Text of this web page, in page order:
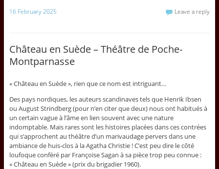
16 February 2025 Leave a reply
Château en Suède – Théâtre de Poche-
Montparnasse
« Château en Suède », rien que ce nom est intriguant…
Des pays nordiques, les auteurs scandinaves tels que Henrik Ibsen
ou August Strindberg (pour n’en citer que deux) nous ont habitués à
un certain vague à l’âme en lien souvent avec une nature
indomptable. Mais rares sont les histoires placées dans ces contrées
qui s’approchent au théâtre d’un marivaudage pervers dans une
ambiance de huis-clos à la Agatha Christie ! C’est peu dire le côté
loufoque conféré par Françoise Sagan à sa pièce trop peu connue :
« Château en Suède » (prix du brigadier 1960).